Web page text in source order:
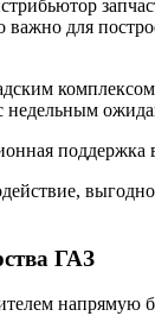
важно для
недельным
ГАЗ
напрямую